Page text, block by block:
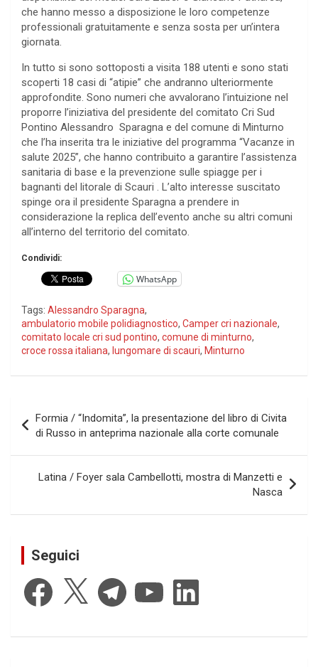
che hanno messo a disposizione le loro competenze
professionali gratuitamente e senza sosta per un’intera
giornata.
In tutto si sono sottoposti a visita 188 utenti e sono stati
scoperti 18 casi di “atipie” che andranno ulteriormente
approfondite. Sono numeri che avvalorano l’intuizione nel
proporre l’iniziativa del presidente del comitato Cri Sud
Pontino Alessandro Sparagna e del comune di Minturno
che l’ha inserita tra le iniziative del programma “Vacanze in
salute 2025”, che hanno contribuito a garantire l’assistenza
sanitaria di base e la prevenzione sulle spiagge per i
bagnanti del litorale di Scauri . L’alto interesse suscitato
spinge ora il presidente Sparagna a prendere in
considerazione la replica dell’evento anche su altri comuni
all’interno del territorio del comitato.
Condividi:
WhatsApp
Tags: Alessandro Sparagna,
ambulatorio mobile polidiagnostico, Camper cri nazionale,
comitato locale cri sud pontino, comune di minturno,
croce rossa italiana, lungomare di scauri, Minturno
articoli
Formia / “Indomita”, la presentazione del libro di Civita
di Russo in anteprima nazionale alla corte comunale
Latina / Foyer sala Cambellotti, mostra di Manzetti e
Nasca
Seguici
Facebook Telegram YouTube LinkedIn